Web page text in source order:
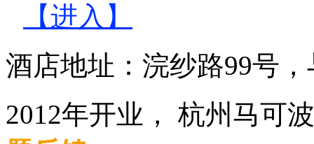
【进入】
酒店地址：浣纱路99号
2012年开业， 杭州马